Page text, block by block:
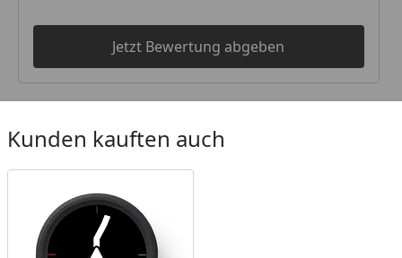
Jetzt Bewertung abgeben
Kunden kauften auch